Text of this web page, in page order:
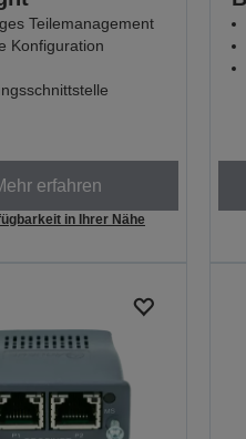
Teilemanagement
Konfiguration
erfahren
in Ihrer Nähe